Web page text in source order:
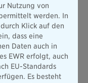
das in einer Phase
nach
Rolle spielt.
Scheriau eine
die tiefes
moderner
wächst,
Nutzung von
werden. In
Klick auf den
dass eine
Daten auch in
EWR erfolgt, auch
EU-Standards
Es besteht